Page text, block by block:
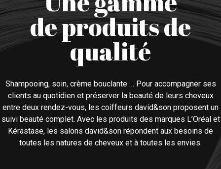
de produits de
qualité
Shampooing, soin, crème bouclante … Pour accompagner ses
clients au quotidien et préserver la beauté de leurs cheveux
entre deux rendez-vous, les coiffeurs david&son proposent un
suivi beauté complet. Avec les produits des marques L’Oréal et
Kérastase, les salons david&son répondent aux besoins de
toutes les natures de cheveux et à toutes les envies.